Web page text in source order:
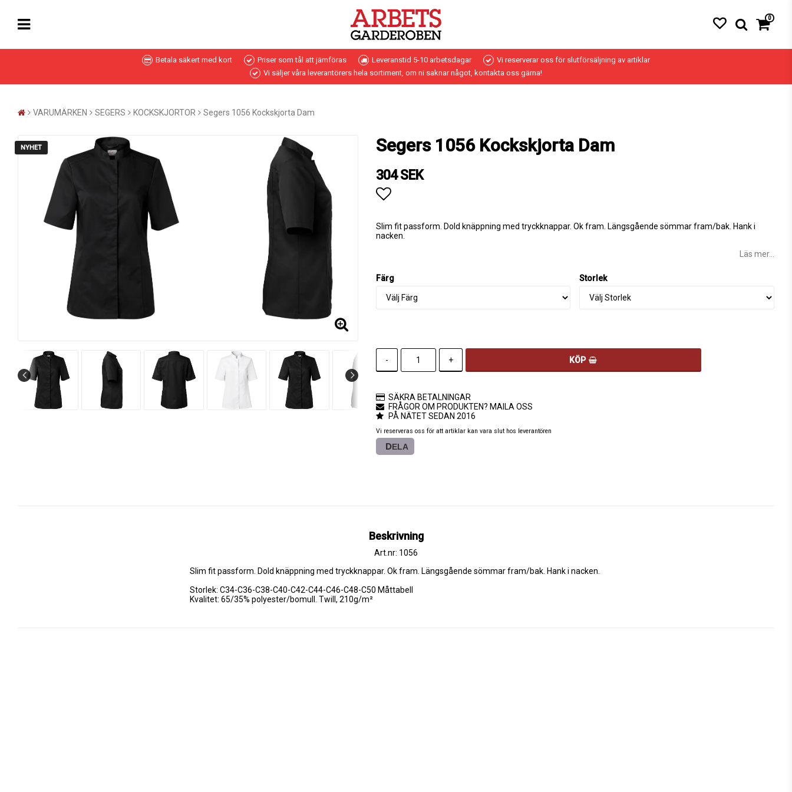
0
Betala säkert med kort Priser som tål att jämföras Leveranstid 5-10 arbetsdagar
Vi reserverar oss för slutförsäljning av artiklar
Vi säljer våra leverantörers hela sortiment, om ni saknar något, kontakta oss gärna!
VARUMÄRKEN SEGERS KOCKSKJORTOR Segers 1056 Kockskjorta Dam
NYHET Segers 1056 Kockskjorta Dam
304 SEK
Slim fit passform. Dold knäppning med tryckknappar. Ok fram. Längsgående sömmar fram/bak. Hank i
nacken.
Läs mer...
Färg Storlek
- + KÖP
SÄKRA BETALNINGAR
FRÅGOR OM PRODUKTEN? MAILA OSS
PÅ NÄTET SEDAN 2016
Vi reserveras oss för att artiklar kan vara slut hos leverantören
DELA
Beskrivning
Art.nr: 1056
Slim fit passform. Dold knäppning med tryckknappar. Ok fram. Längsgående sömmar fram/bak. Hank i nacken.
Storlek: C34-C36-C38-C40-C42-C44-C46-C48-C50 Måttabell
Kvalitet: 65/35% polyester/bomull. Twill, 210g/m²